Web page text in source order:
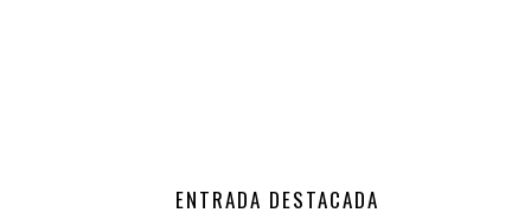
ENTRADA DESTACADA